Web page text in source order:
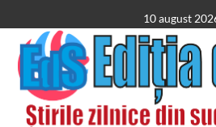
to
content
10 august